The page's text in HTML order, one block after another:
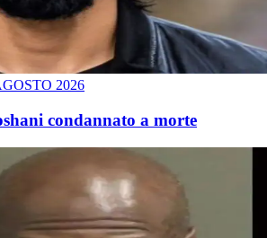
2026
condannato a morte